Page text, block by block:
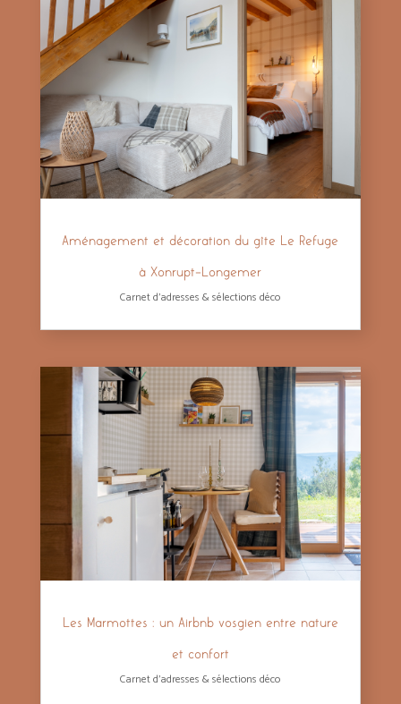
Aménagement et décoration du gîte Le Refuge
à Xonrupt-Longemer
Carnet d'adresses & sélections déco
Les Marmottes : un Airbnb vosgien entre nature
et confort
Carnet d'adresses & sélections déco